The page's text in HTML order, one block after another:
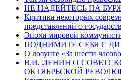
НЕ НАДЕЙТЕСЬ НА
Критика некоторых
представлений о
Эпоха мировой
ПОДНИМИТЕ СЕБЯ С
О лозунге «За шести
В.И. ЛЕНИН О
ОКТЯБРЬСКОЙ